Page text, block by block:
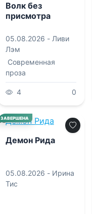
Волк без
присмотра
05.08.2026 - Ливи
Лэм
Современная
проза
4 0
ЗАВЕРШЕНА
0.0
Демон Рида
05.08.2026 - Ирина
Тис